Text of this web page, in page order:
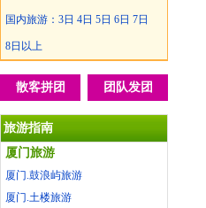
国内旅游： 3日 4日 5日 6日 7日
8日以上
散客拼团 团队发团
旅游指南
厦门旅游
厦门.鼓浪屿旅游
厦门.土楼旅游